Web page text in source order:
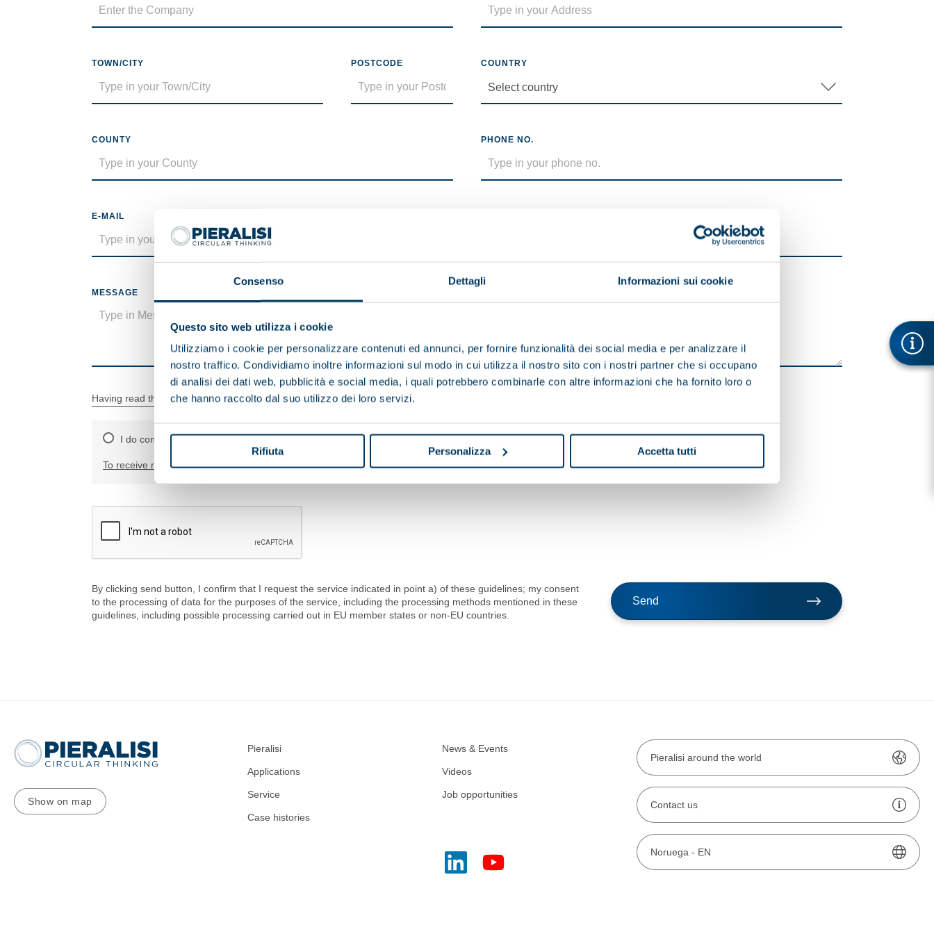
Consenso Dettagli Informazioni sui cookie
Questo sito web utilizza i cookie
Utilizziamo i cookie per personalizzare contenuti ed annunci, per fornire funzionalità dei social media e per analizzare il
nostro traffico. Condividiamo inoltre informazioni sul modo in cui utilizza il nostro sito con i nostri partner che si occupano
di analisi dei dati web, pubblicità e social media, i quali potrebbero combinarle con altre informazioni che ha fornito loro o
che hanno raccolto dal suo utilizzo dei loro servizi.
Rifiuta Personalizza Accetta tutti
TOWN/CITY POSTCODE COUNTRY
COUNTY PHONE NO.
E-MAIL
MESSAGE
Having read the information on the data processing:
I do consent I do not consent
To receive marketing activities
I consent I do not consent
To profiling activities
By clicking send button, I confirm that I request the service indicated in point a) of these guidelines; my consent
to the processing of data for the purposes of the service, including the processing methods mentioned in these
guidelines, including possible processing carried out in EU member states or non-EU countries.
Send
Show on map
Pieralisi
Applications
Service
Case histories
News & Events
Videos
Job opportunities
Pieralisi around the world
Contact us
Noruega - EN